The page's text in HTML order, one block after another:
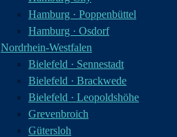
Hamburg · Poppenbüttel
Hamburg · Osdorf
Nordrhein-Westfalen
Bielefeld · Sennestadt
Bielefeld · Brackwede
Bielefeld · Leopoldshöhe
Grevenbroich
Gütersloh